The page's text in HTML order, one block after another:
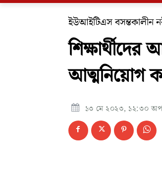
ইউআইটিএস বসন্তকালীন
আত্মনিয়োগ
১৩ মে ২০২৩, ১২:৩০